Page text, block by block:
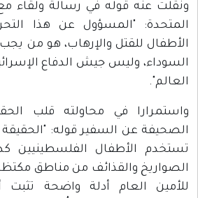
ونقلت عنه قوله في رسالة ولقاء مع
المتحدة: "المسؤول عن هذا
الأطفال للقتل والإرهاب، هو من
السوداء، وليس جيش الدفاع
العالم".
واستمرارا في محاولته قلب
الصحيفة عن السفير قوله:
تستخدم الأطفال الفلسطينيين
الصواريخ والقذائف من مناطق
للأمين العام أدلة واضحة